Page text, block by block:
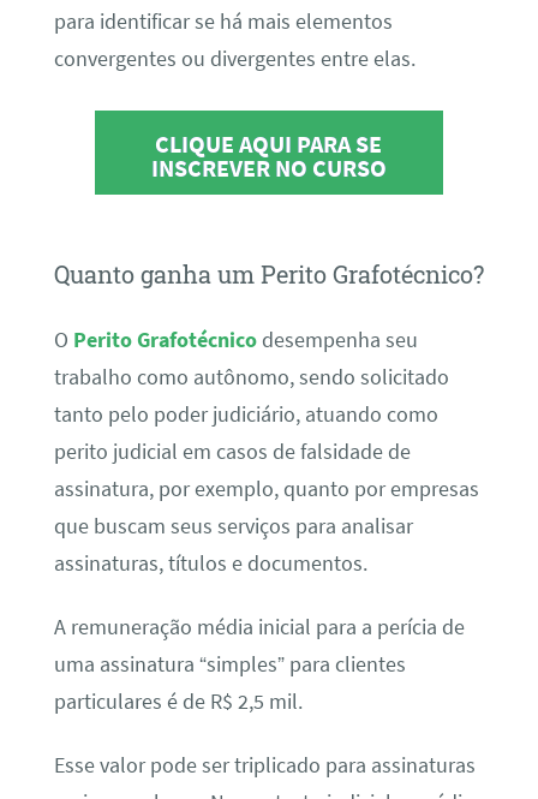
para identificar se há mais elementos
convergentes ou divergentes entre elas.
CLIQUE AQUI PARA SE
INSCREVER NO CURSO
Quanto ganha um Perito Grafotécnico?
O Perito Grafotécnicodesempenha seu
trabalho como autônomo, sendo solicitado
tanto pelo poder judiciário, atuando como
perito judicial em casos de falsidade de
assinatura, por exemplo, quanto por empresas
que buscam seus serviços para analisar
assinaturas, títulos e documentos.
A remuneração média inicial para a perícia de
uma assinatura “simples” para clientes
particulares é de R$ 2,5 mil.
Esse valor pode ser triplicado para assinaturas